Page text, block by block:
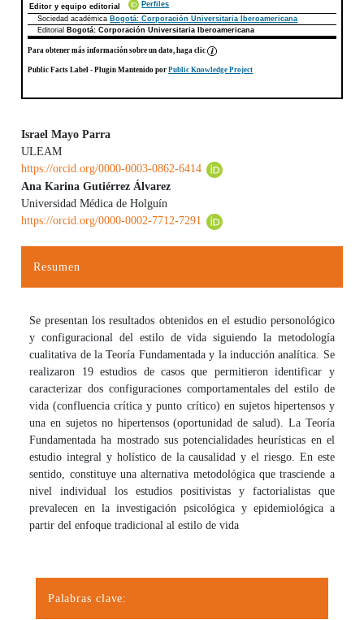
Editor y equipo editorial
Perfiles
Sociedad académica Bogotá: Corporación Universitaria Iberoamericana
Editorial
Bogotá: Corporación Universitaria Iberoamericana
Para obtener más información sobre un dato, haga clic
Public Facts Label - Plugin Mantenido porPublic Knowledge Project
Contenido principal del artículo
Israel Mayo Parra
ULEAM
https://orcid.org/0000-0003-0862-6414
Ana Karina Gutiérrez Álvarez
Universidad Médica de Holguín
https://orcid.org/0000-0002-7712-7291
Resumen
Se presentan los resultados obtenidos en el estudio personológico
y configuracional del estilo de vida siguiendo la metodología
cualitativa de la Teoría Fundamentada y la inducción analítica. Se
realizaron 19 estudios de casos que permitieron identificar y
caracterizar dos configuraciones comportamentales del estilo de
vida (confluencia crítica y punto crítico) en sujetos hipertensos y
una en sujetos no hipertensos (oportunidad de salud). La Teoría
Fundamentada ha mostrado sus potencialidades heurísticas en el
estudio integral y holístico de la causalidad y el riesgo. En este
sentido, constituye una alternativa metodológica que trasciende a
nivel individual los estudios positivistas y factorialistas que
prevalecen en la investigación psicológica y epidemiológica a
partir del enfoque tradicional al estilo de vida
Palabras clave: